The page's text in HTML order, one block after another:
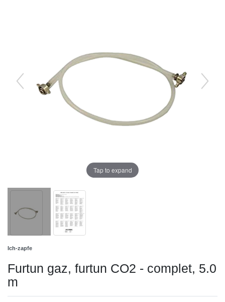
Tap to expand
Ich-zapfe
Furtun gaz, furtun CO2 - complet, 5.0
m